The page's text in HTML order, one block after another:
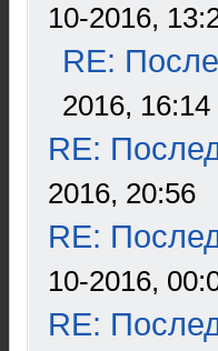
10-2016,
RE:
2016, 16:14
RE:
2016, 20:56
RE:
10-2016,
RE: